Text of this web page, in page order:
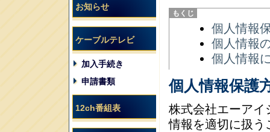
個人情報
個人情報
個人情報
個人情報保護
株式会社エーアイ
情報を適切に扱う
お知らせ
ケーブルテレビ
加入手続き
申請書類
12ch番組表